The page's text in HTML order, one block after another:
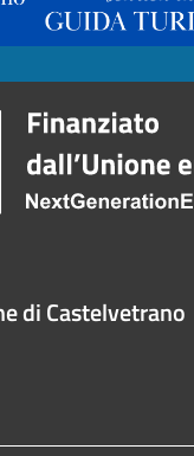
di Castelvetrano